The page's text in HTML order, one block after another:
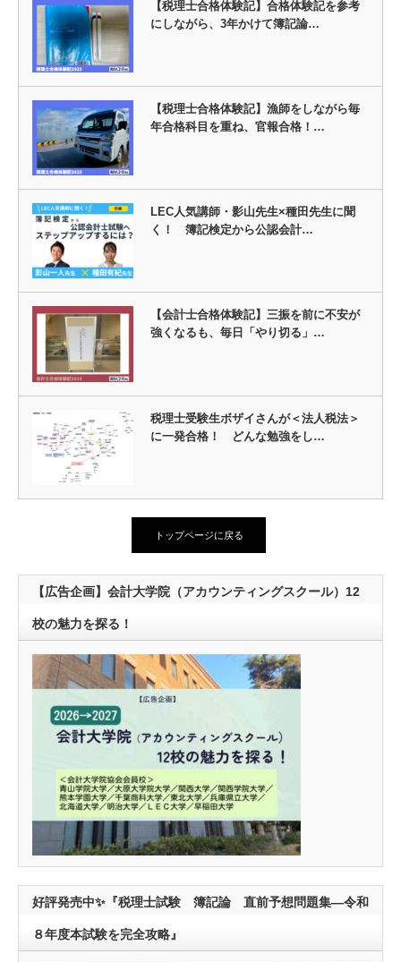
【税理士合格体験記】合格体験記を参考
にしながら、3年かけて簿記論…
【税理士合格体験記】漁師をしながら毎
年合格科目を重ね、官報合格！…
LEC人気講師・影山先生×種田先生に聞
く！ 簿記検定から公認会計…
【会計士合格体験記】三振を前に不安が
強くなるも、毎日「やり切る」…
税理士受験生ボザイさんが＜法人税法＞
に一発合格！ どんな勉強をし…
トップページに戻る
【広告企画】会計大学院（アカウンティングスクール）12
校の魅力を探る！
好評発売中✨『税理士試験 簿記論 直前予想問題集―令和
８年度本試験を完全攻略』